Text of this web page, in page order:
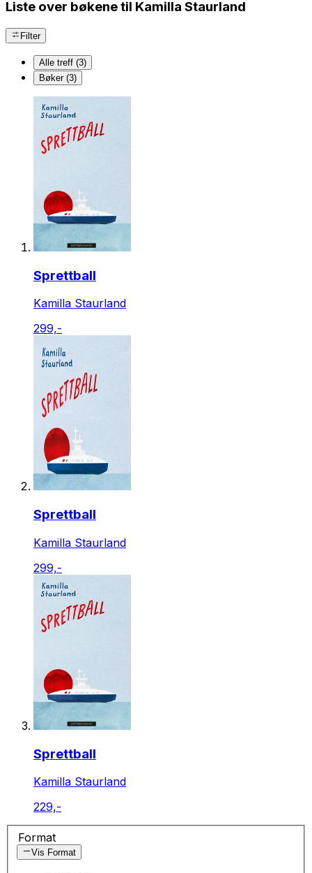
Liste over bøkene til Kamilla Staurland
Filter
Alle treff (3)
Bøker (3)
Sprettball
Kamilla Staurland
299,-
Sprettball
Kamilla Staurland
299,-
Sprettball
Kamilla Staurland
229,-
Format
Vis Format